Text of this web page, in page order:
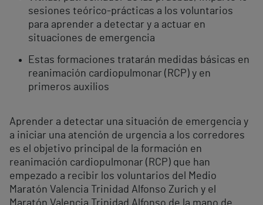
sesiones teórico-prácticas a los voluntarios
para aprender a detectar y a actuar en
situaciones de emergencia
Estas formaciones tratarán medidas básicas en
reanimación cardiopulmonar (RCP) y en
primeros auxilios
Aprender a detectar una situación de emergencia y
a iniciar una atención de urgencia a los corredores
es el objetivo principal de la formación en
reanimación cardiopulmonar (RCP) que han
empezado a recibir los voluntarios del Medio
Maratón Valencia Trinidad Alfonso Zurich y el